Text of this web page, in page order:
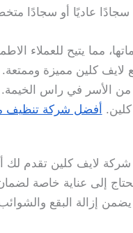
عاديًا أو سجادًا
مما يتيح للعملاء
مع لايف كلين مميزة
من الأسر في راس
أفضل شركة تنظيف
لايف كلين تقدم لك
إلى عناية خاصة
إزالة البقع